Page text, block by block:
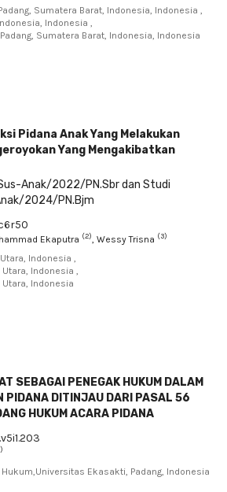
Sumatera Barat, Indonesia, Indonesia ,
Indonesia ,
Sumatera Barat, Indonesia, Indonesia
Pidana Anak Yang Melakukan
Yang Mengakibatkan
Anak/2022/PN.Sbr dan Studi
2024/PN.Bjm
Ekaputra (2) , Wessy Trisna (3)
Indonesia ,
Indonesia ,
Indonesia
SEBAGAI PENEGAK HUKUM DALAM
PIDANA DITINJAU DARI PASAL 56
HUKUM ACARA PIDANA
Hukum,Universitas Ekasakti, Padang, Indonesia